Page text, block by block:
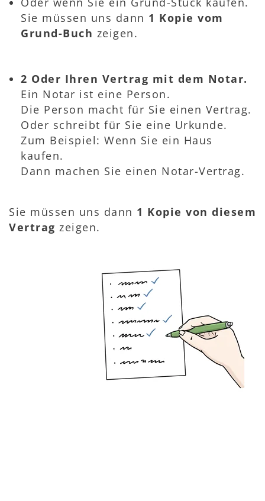
Sie müssen uns dann 1 Kopie vom
Grund-Buch zeigen.
2 Oder Ihren Vertrag mit dem Notar.
Ein Notar ist eine Person.
Die Person macht für Sie einen Vertrag.
Oder schreibt für Sie eine Urkunde.
Zum Beispiel: Wenn Sie ein Haus
kaufen.
Dann machen Sie einen Notar-Vertrag.
Sie müssen uns dann 1 Kopie von diesem
Vertrag zeigen.